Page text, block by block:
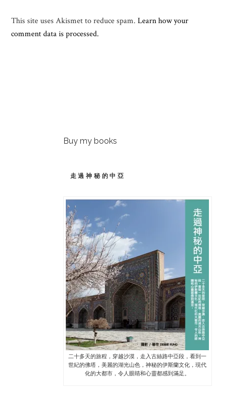
This site uses Akismet to reduce spam.Learn how your
comment data is processed.
Buy my books
走過神秘的中亞
二十多天的旅程，穿越沙漠，走入古絲路中亞段，看到一
世紀的佛塔，美麗的湖光山色，神秘的伊斯蘭文化，現代
化的大都市，令人眼睛和心靈都感到滿足。